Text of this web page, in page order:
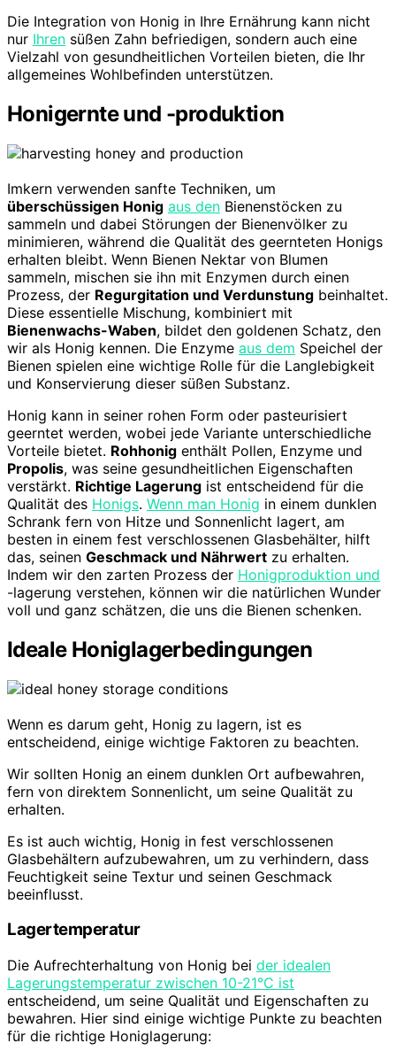
Die Integration von Honig in Ihre Ernährung kann nicht
nur Ihren süßen Zahn befriedigen, sondern auch eine
Vielzahl von gesundheitlichen Vorteilen bieten, die Ihr
allgemeines Wohlbefinden unterstützen.
Honigernte und -produktion
Imkern verwenden sanfte Techniken, um
überschüssigen Honig aus den Bienenstöcken zu
sammeln und dabei Störungen der Bienenvölker zu
minimieren, während die Qualität des geernteten Honigs
erhalten bleibt. Wenn Bienen Nektar von Blumen
sammeln, mischen sie ihn mit Enzymen durch einen
Prozess, der Regurgitation und Verdunstung beinhaltet.
Diese essentielle Mischung, kombiniert mit
Bienenwachs-Waben, bildet den goldenen Schatz, den
wir als Honig kennen. Die Enzyme aus dem Speichel der
Bienen spielen eine wichtige Rolle für die Langlebigkeit
und Konservierung dieser süßen Substanz.
Honig kann in seiner rohen Form oder pasteurisiert
geerntet werden, wobei jede Variante unterschiedliche
Vorteile bietet. Rohhonig enthält Pollen, Enzyme und
Propolis, was seine gesundheitlichen Eigenschaften
verstärkt. Richtige Lagerung ist entscheidend für die
Qualität des Honigs. Wenn man Honig in einem dunklen
Schrank fern von Hitze und Sonnenlicht lagert, am
besten in einem fest verschlossenen Glasbehälter, hilft
das, seinen Geschmack und Nährwert zu erhalten.
Indem wir den zarten Prozess der Honigproduktion und
-lagerung verstehen, können wir die natürlichen Wunder
voll und ganz schätzen, die uns die Bienen schenken.
Ideale Honiglagerbedingungen
Wenn es darum geht, Honig zu lagern, ist es
entscheidend, einige wichtige Faktoren zu beachten.
Wir sollten Honig an einem dunklen Ort aufbewahren,
fern von direktem Sonnenlicht, um seine Qualität zu
erhalten.
Es ist auch wichtig, Honig in fest verschlossenen
Glasbehältern aufzubewahren, um zu verhindern, dass
Feuchtigkeit seine Textur und seinen Geschmack
beeinflusst.
Lagertemperatur
Die Aufrechterhaltung von Honig bei der idealen
Lagerungstemperatur zwischen 10-21°C ist
entscheidend, um seine Qualität und Eigenschaften zu
bewahren. Hier sind einige wichtige Punkte zu beachten
für die richtige Honiglagerung: